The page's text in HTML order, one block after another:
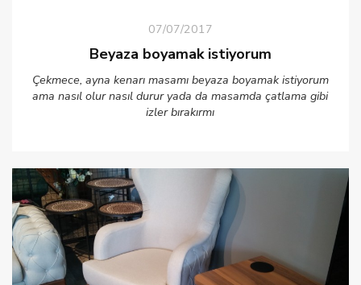
07/07/2017
Beyaza boyamak istiyorum
Çekmece, ayna kenarı masamı beyaza boyamak istiyorum
ama nasıl olur nasıl durur yada da masamda çatlama gibi
izler bırakırmı